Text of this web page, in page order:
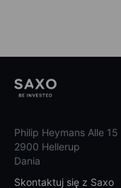
Philip Heymans Alle 15
2900 Hellerup
Dania
Skontaktuj się z Saxo